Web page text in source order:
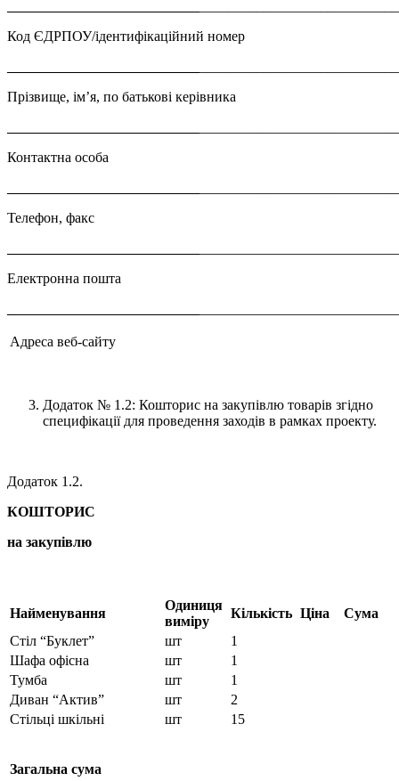
Код ЄДРПОУ/ідентифікаційний номер
Прізвище, ім’я, по батькові керівника
Контактна особа
Телефон, факс
Електронна пошта
Адреса веб-сайту
Додаток № 1.2: Кошторис на закупівлю товарів згідно
специфікації для проведення заходів в рамках проекту.
Додаток 1.2.
КОШТОРИС
на закупівлю
Найменування
Одиниця
виміру
Кількість Ціна
Сума
Стіл “Буклет”
шт
1
Шафа офісна
шт
1
Тумба
шт
1
Диван “Актив”
шт
2
Стільці шкільні
шт 15
Загальна сума